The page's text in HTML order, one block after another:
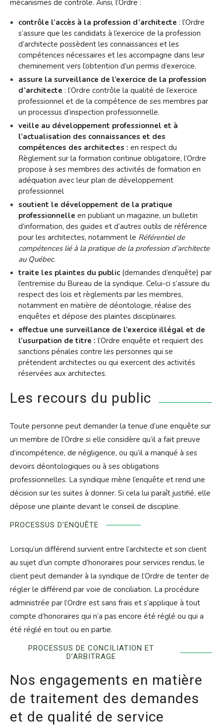
mécanismes de contrôle. Ainsi, l’Ordre :
contrôle l’accès à la profession d’architecte : l’Ordre
s’assure que les candidats à l’exercice de la profession
d’architecte possèdent les connaissances et les
compétences nécessaires et les accompagne dans leur
cheminement vers l’obtention d’un permis d’exercice.
assure la surveillance de l’exercice de la profession
d’architecte : l’Ordre contrôle la qualité de l’exercice
professionnel et de la compétence de ses membres par
un processus d’inspection professionnelle.
veille au développement professionnel et à
l’actualisation des connaissances et des
compétences des architectes : en respect du
Règlement sur la formation continue obligatoire, l’Ordre
propose à ses membres des activités de formation en
adéquation avec leur plan de développement
professionnel
soutient le développement de la pratique
professionnelle en publiant un magazine, un bulletin
d’information, des guides et d’autres outils de référence
pour les architectes, notamment le Référentiel de
compétences lié à la pratique de la profession d’architecte
au Québec.
traite les plaintes du public(demandes d’enquête) par
l’entremise du Bureau de la syndique. Celui-ci s’assure du
respect des lois et règlements par les membres,
notamment en matière de déontologie, réalise des
enquêtes et dépose des plaintes disciplinaires.
effectue une surveillance de l’exercice illégal et de
l’usurpation de titre : l’Ordre enquête et requiert des
sanctions pénales contre les personnes qui se
prétendent architectes ou qui exercent des activités
réservées aux architectes.
Les recours du public
Toute personne peut demander la tenue d’une enquête sur
un membre de l’Ordre si elle considère qu’il a fait preuve
d’incompétence, de négligence, ou qu’il a manqué à ses
devoirs déontologiques ou à ses obligations
professionnelles. La syndique mène l’enquête et rend une
décision sur les suites à donner. Si cela lui paraît justifié, elle
dépose une plainte devant le conseil de discipline.
PROCESSUS D’ENQUÊTE
Lorsqu’un différend survient entre l’architecte et son client
au sujet d’un compte d’honoraires pour services rendus, le
client peut demander à la syndique de l’Ordre de tenter de
régler le différend par voie de conciliation. La procédure
administrée par l’Ordre est sans frais et s’applique à tout
compte d’honoraires qui n’a pas encore été réglé ou qui a
été réglé en tout ou en partie.
PROCESSUS DE CONCILIATION ET
D’ARBITRAGE
Nos engagements en matière
de traitement des demandes
et de qualité de service